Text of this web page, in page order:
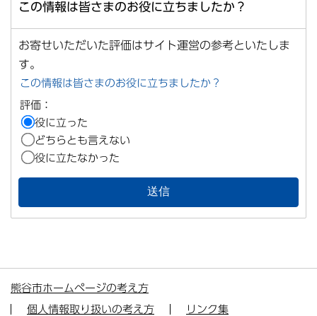
この情報は皆さまのお役に立ちましたか？
お寄せいただいた評価はサイト運営の参考といたしま
す。
この情報は皆さまのお役に立ちましたか？
評価：
役に立った
どちらとも言えない
役に立たなかった
熊谷市ホームページの考え方
個人情報取り扱いの考え方
リンク集